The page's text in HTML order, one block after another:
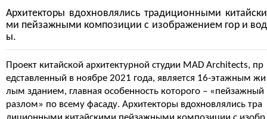
Архитекторы вдохновлялись традиционными китайски
ми пейзажными композиции с изображением гор и вод
ы.
Проект китайской архитектурной студии MAD Architects, пр
едставленный в ноябре 2021 года, является 16-этажным жи
лым зданием, главная особенность которого – «пейзажный
разлом» по всему фасаду. Архитекторы вдохновлялись тра